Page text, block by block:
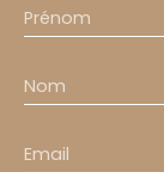
Prénom
Nom
Email